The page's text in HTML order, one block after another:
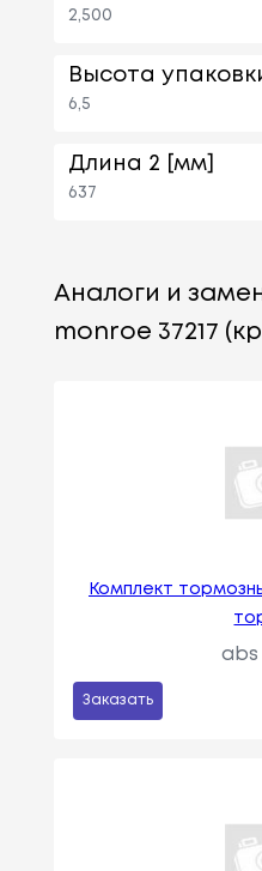
2,500
Высота
6,5
Длина 2 [мм]
637
Аналоги и
monroe 37217
Комплект
abs
Заказать